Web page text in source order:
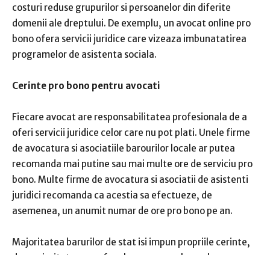
costuri reduse grupurilor si persoanelor din diferite
domenii ale dreptului. De exemplu, un avocat online pro
bono ofera servicii juridice care vizeaza imbunatatirea
programelor de asistenta sociala.
Cerinte pro bono pentru avocati
Fiecare avocat are responsabilitatea profesionala de a
oferi servicii juridice celor care nu pot plati. Unele firme
de avocatura si asociatiile barourilor locale ar putea
recomanda mai putine sau mai multe ore de serviciu pro
bono. Multe firme de avocatura si asociatii de asistenti
juridici recomanda ca acestia sa efectueze, de
asemenea, un anumit numar de ore pro bono pe an.
Majoritatea barurilor de stat isi impun propriile cerinte,